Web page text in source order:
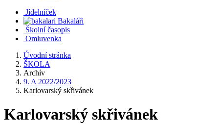
Jídelníček
Bakaláři
Školní časopis
Omluvenka
Úvodní stránka
ŠKOLA
Archív
9. A 2022/2023
Karlovarský skřivánek
Karlovarský skřivánek